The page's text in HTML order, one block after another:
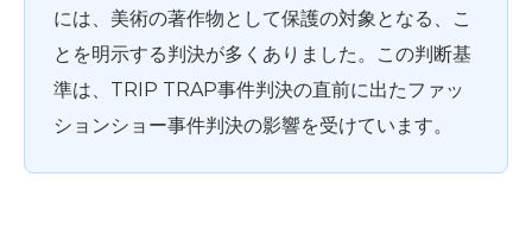
には、美術の著作物として保護の対象となる、こ
とを明示する判決が多くありました。この判断基
準は、TRIP TRAP事件判決の直前に出たファッ
ションショー事件判決の影響を受けています。